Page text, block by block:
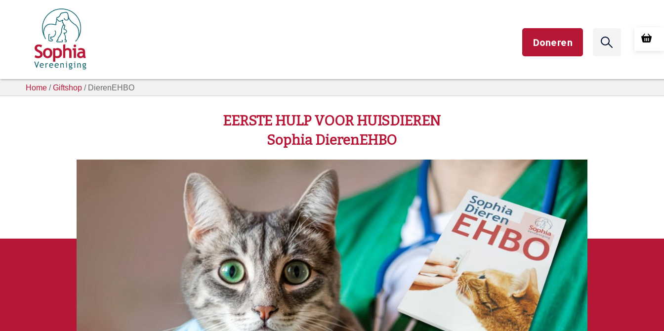
Doneren
Home /Giftshop / DierenEHBO
EERSTE HULP VOOR HUISDIEREN
Sophia DierenEHBO